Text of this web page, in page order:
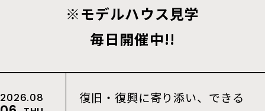
※モデルハウス見学
毎日開催中!!
2026.08
復旧・復興に寄り添い、できる